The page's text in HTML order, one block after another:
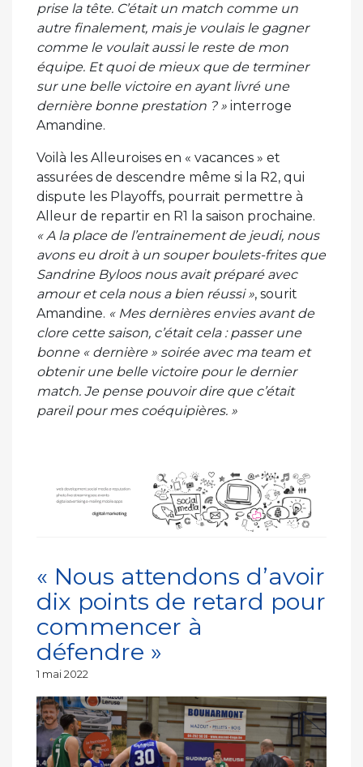
prise la tête. C’était un match comme un
autre finalement, mais je voulais le gagner
comme le voulait aussi le reste de mon
équipe. Et quoi de mieux que de terminer
sur une belle victoire en ayant livré une
dernière bonne prestation ? » interroge
Amandine.
Voilà les Alleuroises en « vacances » et
assurées de descendre même si la R2, qui
dispute les Playoffs, pourrait permettre à
Alleur de repartir en R1 la saison prochaine.
« A la place de l’entrainement de jeudi, nous
avons eu droit à un souper boulets-frites que
Sandrine Byloos nous avait préparé avec
amour et cela nous a bien réussi », sourit
Amandine. « Mes dernières envies avant de
clore cette saison, c’était cela : passer une
bonne « dernière » soirée avec ma team et
obtenir une belle victoire pour le dernier
match. Je pense pouvoir dire que c’était
pareil pour mes coéquipières. »
« Nous attendons d’avoir
dix points de retard pour
commencer à
défendre »
Publié
1 mai 2022